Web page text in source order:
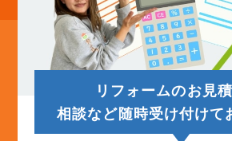
リフォームのお見積
相談など随時受け付けて